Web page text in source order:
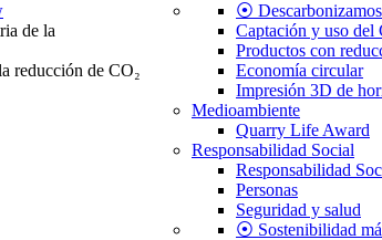
de la
reducción de CO₂
⦿
Captación y uso del
Productos con
Economía circular
Impresión 3D de
Medioambiente
Quarry Life Award
Responsabilidad Social
Responsabilidad
Personas
Seguridad y salud
⦿ Sostenibilidad